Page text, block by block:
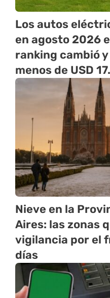
Los autos
en agosto 2026
ranking cambió
menos de USD
Nieve en la
Aires: las zonas
vigilancia por el
días